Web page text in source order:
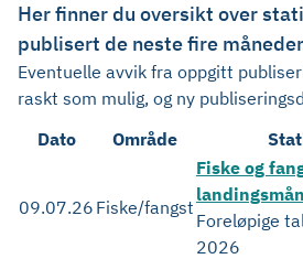
Her finner du oversikt over
publisert de neste fire
Eventuelle avvik fra oppgitt
raskt som mulig, og ny
Dato
Område
09.07.26 Fiske/fangst
Fiske og
Foreløpige
2026